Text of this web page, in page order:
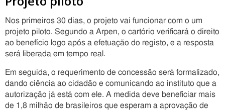
Nos primeiros 30 dias, o projeto vai funcionar com o um
projeto piloto. Segundo a Arpen, o cartório verificará o direito
ao benefício logo após a efetuação do registo, e a resposta
será liberada em tempo real.
Em seguida, o requerimento de concessão será formalizado,
dando ciência ao cidadão e comunicando ao instituto que a
autorização já está com ele. A medida deve beneficiar mais
de 1,8 milhão de brasileiros que esperam a aprovação de